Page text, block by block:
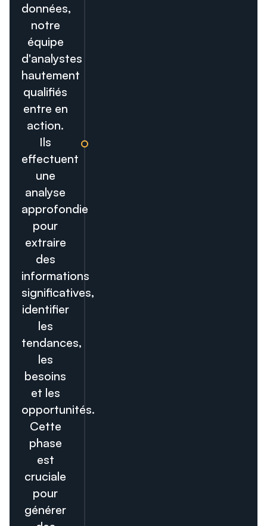
données,
notre
équipe
d'analystes
hautement
qualifiés
entre en
action.
Ils
effectuent
une
analyse
approfondie
pour
extraire
des
informations
significatives,
identifier
les
tendances,
les
besoins
et les
opportunités.
Cette
phase
est
cruciale
pour
générer